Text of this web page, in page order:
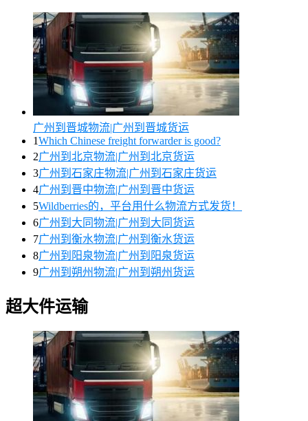
广州到晋城物流|广州到晋城货运
1Which Chinese freight forwarder is good?
2广州到北京物流|广州到北京货运
3广州到石家庄物流|广州到石家庄货运
4广州到晋中物流|广州到晋中货运
5Wildberries的，平台用什么物流方式发货！
6广州到大同物流|广州到大同货运
7广州到衡水物流|广州到衡水货运
8广州到阳泉物流|广州到阳泉货运
9广州到朔州物流|广州到朔州货运
超大件运输